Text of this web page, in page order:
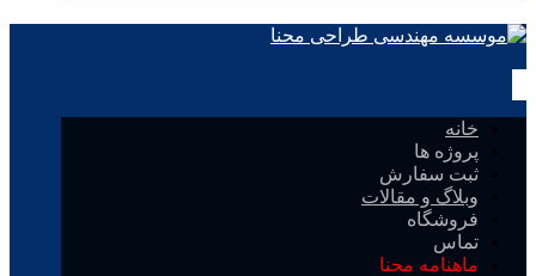
خانه
پروژه ها
ثبت سفارش
وبلاگ و مقالات
فروشگاه
تماس
ماهنامه محنا